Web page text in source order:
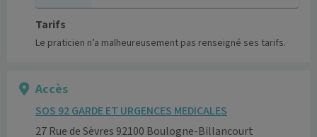
Tarifs
Le praticien n’a malheureusement pas renseigné ses tarifs.
Accès
SOS 92 GARDE ET URGENCES MEDICALES
27 Rue de Sèvres 92100 Boulogne-Billancourt